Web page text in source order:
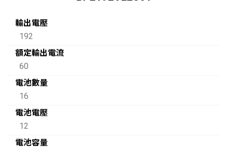
輸出電壓
192
額定輸出電流
60
電池數量
16
電池電壓
12
電池容量